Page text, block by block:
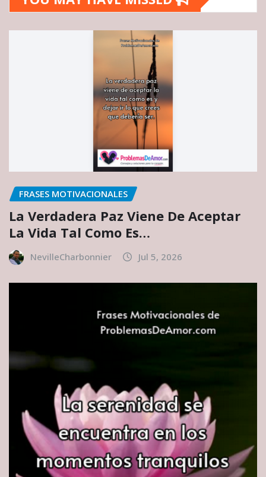
FRASES MOTIVACIONALES
La Verdadera Paz Viene De Aceptar
La Vida Tal Como Es…
NevilleCharbonnier Jul 5, 2026